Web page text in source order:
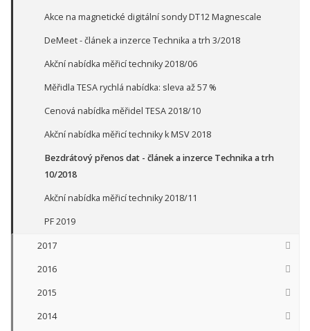
Akce na magnetické digitální sondy DT12 Magnescale
DeMeet - článek a inzerce Technika a trh 3/2018
Akční nabídka měřicí techniky 2018/06
Měřidla TESA rychlá nabídka: sleva až 57 %
Cenová nabídka měřidel TESA 2018/10
Akční nabídka měřicí techniky k MSV 2018
Bezdrátový přenos dat - článek a inzerce Technika a trh
10/2018
Akční nabídka měřicí techniky 2018/11
PF 2019
2017
2016
2015
2014